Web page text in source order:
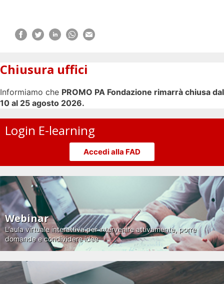
Chiusura uffici
Informiamo che PROMO PA Fondazione rimarrà chiusa dal
10 al 25 agosto 2026.
Login E-learning
Accedi alla FAD
Webinar
L'aula virtuale interattiva per intervenire attivamente, porre
domande e condividere idee